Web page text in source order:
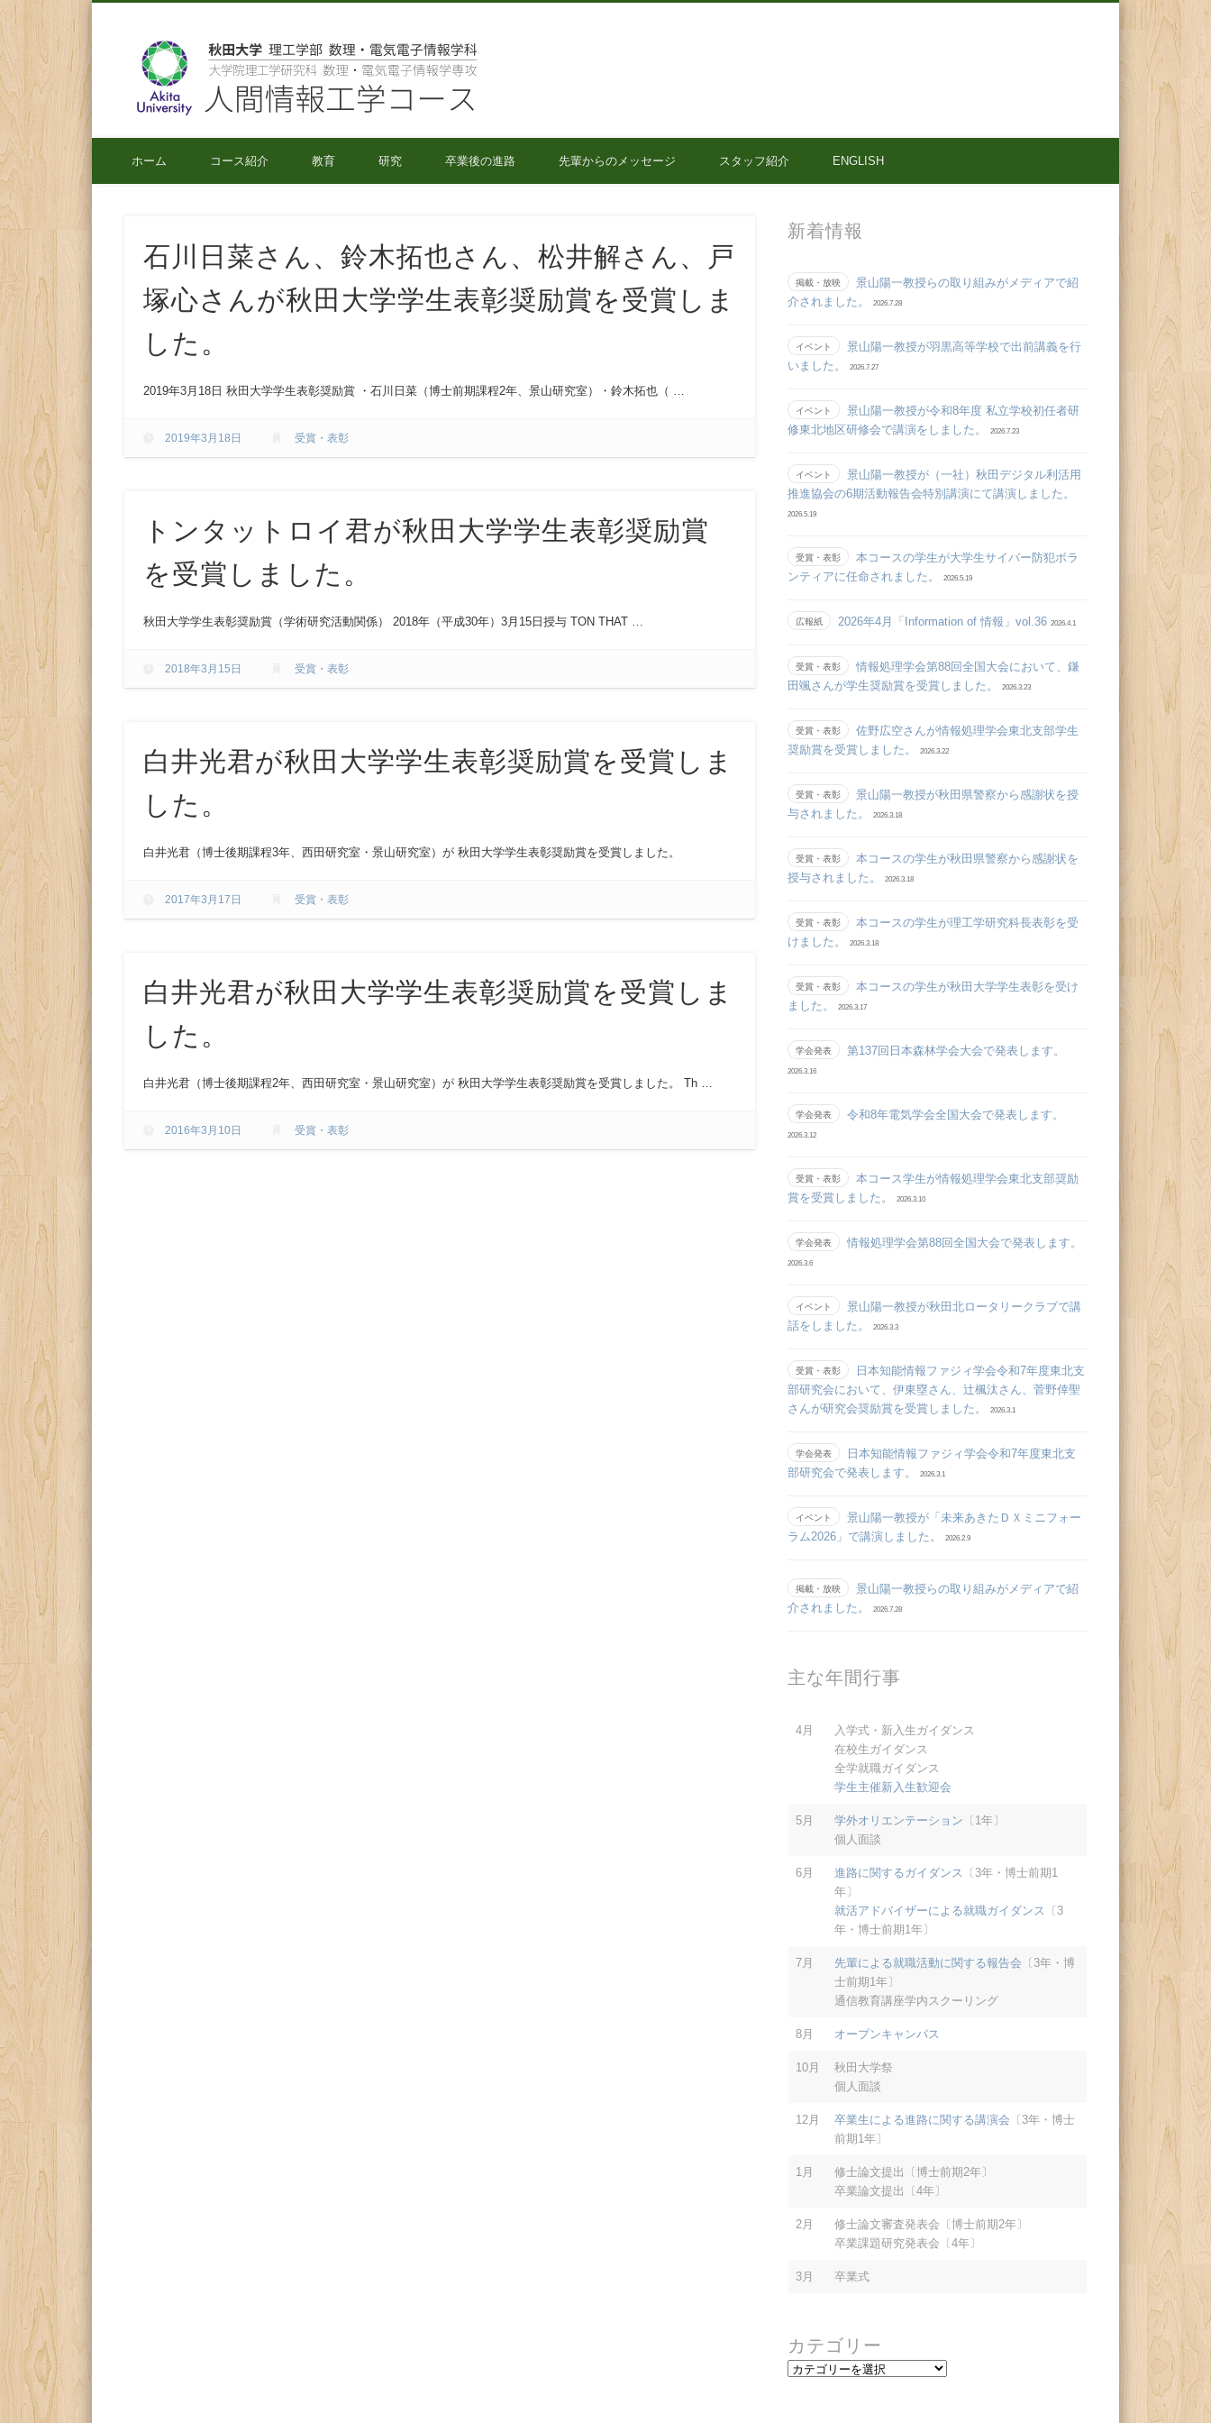
秋田大学 理工学部 数理・電気電子情報学科
ホーム コース紹介 教育 研究 卒業後の進路 先輩からのメッセージ スタッフ紹介 ENGLISH
石川日菜さん、鈴木拓也さん、松井解さん、戸
塚心さんが秋田大学学生表彰奨励賞を受賞しま
した。
2019年3月18日 秋田大学学生表彰奨励賞 ・石川日菜（博士前期課程2年、景山研究室）・鈴木拓也（ …
2019年3月18日 受賞・表彰
トンタットロイ君が秋田大学学生表彰奨励賞
を受賞しました。
秋田大学学生表彰奨励賞（学術研究活動関係） 2018年（平成30年）3月15日授与 TON THAT …
2018年3月15日 受賞・表彰
白井光君が秋田大学学生表彰奨励賞を受賞しま
した。
白井光君（博士後期課程3年、西田研究室・景山研究室）が 秋田大学学生表彰奨励賞を受賞しました。
2017年3月17日 受賞・表彰
白井光君が秋田大学学生表彰奨励賞を受賞しま
した。
白井光君（博士後期課程2年、西田研究室・景山研究室）が 秋田大学学生表彰奨励賞を受賞しました。 Th …
2016年3月10日 受賞・表彰
新着情報
掲載・放映
景山陽一教授らの取り組みがメディアで紹
介されました。
2026.7.28
イベント
景山陽一教授が羽黒高等学校で出前講義を行
いました。
2026.7.27
イベント
景山陽一教授が令和8年度 私立学校初任者研
修東北地区研修会で講演をしました。
2026.7.23
イベント
景山陽一教授が（一社）秋田デジタル利活用
推進協会の6期活動報告会特別講演にて講演しました。
2026.5.19
受賞・表彰
本コースの学生が大学生サイバー防犯ボラ
ンティアに任命されました。
2026.5.19
広報紙 2026年4月「Information of 情報」vol.36 2026.4.1
受賞・表彰
情報処理学会第88回全国大会において、鎌
田颯さんが学生奨励賞を受賞しました。
2026.3.23
受賞・表彰
佐野広空さんが情報処理学会東北支部学生
奨励賞を受賞しました。
2026.3.22
受賞・表彰
景山陽一教授が秋田県警察から感謝状を授
与されました。
2026.3.18
受賞・表彰
本コースの学生が秋田県警察から感謝状を
授与されました。
2026.3.18
受賞・表彰
本コースの学生が理工学研究科長表彰を受
けました。
2026.3.18
受賞・表彰
本コースの学生が秋田大学学生表彰を受け
ました。
2026.3.17
学会発表 第137回日本森林学会大会で発表します。
2026.3.16
学会発表 令和8年電気学会全国大会で発表します。
2026.3.12
受賞・表彰
本コース学生が情報処理学会東北支部奨励
賞を受賞しました。
2026.3.10
学会発表 情報処理学会第88回全国大会で発表します。
2026.3.6
イベント
景山陽一教授が秋田北ロータリークラブで講
話をしました。
2026.3.3
受賞・表彰
日本知能情報ファジィ学会令和7年度東北支
部研究会において、伊東塁さん、辻󠄀楓汰さん、菅野倖聖
さんが研究会奨励賞を受賞しました。
2026.3.1
学会発表
日本知能情報ファジィ学会令和7年度東北支
部研究会で発表します。
2026.3.1
イベント
景山陽一教授が「未来あきたＤＸミニフォー
ラム2026」で講演しました。
2026.2.9
掲載・放映
景山陽一教授らの取り組みがメディアで紹
介されました。
2026.7.28
主な年間行事
4月
入学式・新入生ガイダンス
在校生ガイダンス
全学就職ガイダンス
学生主催新入生歓迎会
5月 学外オリエンテーション 〔1年〕
個人面談
6月 進路に関するガイダンス
〔3年・博士前期1
年〕
就活アドバイザーによる就職ガイダンス
〔3
年・博士前期1年〕
7月 先輩による就職活動に関する報告会 〔3年・博
士前期1年〕
通信教育講座学内スクーリング
8月 オープンキャンパス
10月
秋田大学祭
個人面談
12月 卒業生による進路に関する講演会 〔3年・博士
前期1年〕
1月
修士論文提出〔博士前期2年〕
卒業論文提出〔4年〕
2月
修士論文審査発表会〔博士前期2年〕
卒業課題研究発表会〔4年〕
3月 卒業式
カテゴリー
カ